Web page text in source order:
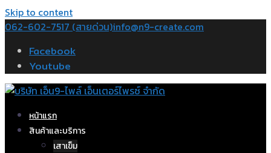
Skip to content
062-602-7517 (สายด่วน)info@n9-create.com
Facebook
Youtube
หน้าแรก
สินค้าและบริการ
เสาเข็ม